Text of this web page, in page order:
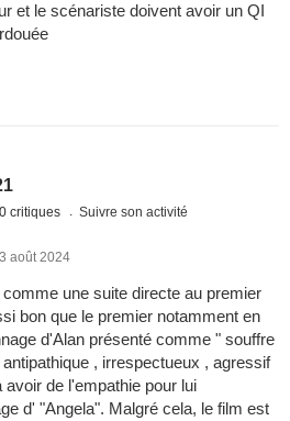
et le scénariste doivent avoir un QI
critiques Suivre son activité
août 2024
une suite directe au premier
bon que le premier notamment en
d'Alan présenté comme " souffre
, irrespectueux , agressif
de l'empathie pour lui
d' "Angela". Malgré cela, le film est